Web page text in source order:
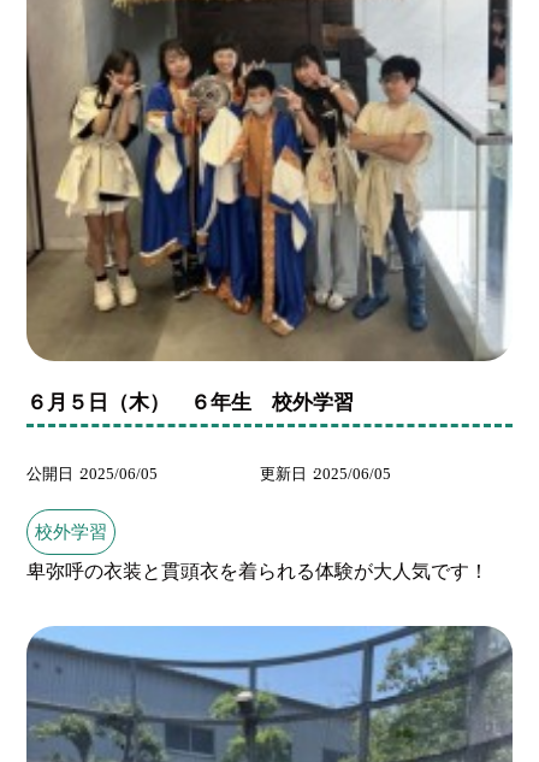
６月５日（木） ６年生 校外学習
公開日 2025/06/05 更新日 2025/06/05
校外学習
卑弥呼の衣装と貫頭衣を着られる体験が大人気です！